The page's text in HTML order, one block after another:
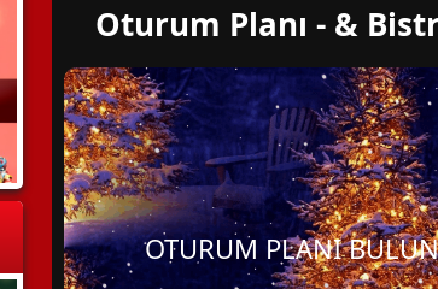
Oturum Planı - &
OTURUM PLANI